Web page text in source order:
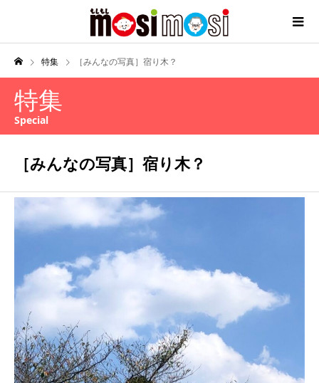
特集 ［みんなの写真］宿り木？
特集
Special
［みんなの写真］宿り木？